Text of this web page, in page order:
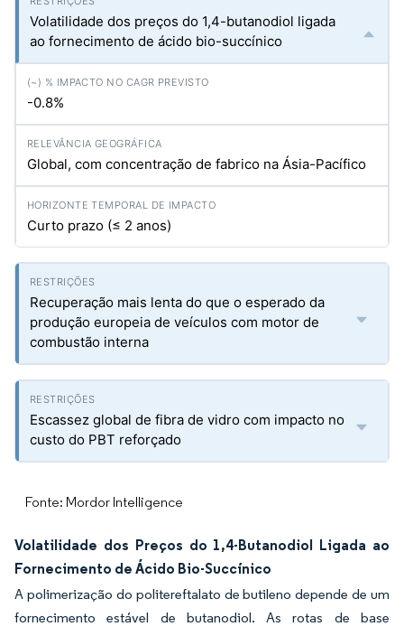
Volatilidade dos preços do 1,4-butanodiol ligada
ao fornecimento de ácido bio-succínico
-0.8%
Global, com concentração de fabrico na Ásia-Pacífico
Curto prazo (≤ 2 anos)
Recuperação mais lenta do que o esperado da
produção europeia de veículos com motor de
combustão interna
Escassez global de fibra de vidro com impacto no
custo do PBT reforçado
Fonte: Mordor Intelligence
Volatilidade dos Preços do 1,4-Butanodiol Ligada ao
Fornecimento de Ácido Bio-Succínico
A polimerização do politereftalato de butileno depende de um
fornecimento estável de butanodiol. As rotas de base